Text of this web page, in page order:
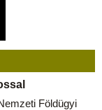
Földügyi